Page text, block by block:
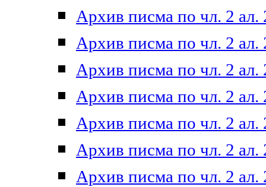
Архив писма по чл. 2 ал.
Архив писма по чл. 2 ал.
Архив писма по чл. 2 ал.
Архив писма по чл. 2 ал.
Архив писма по чл. 2 ал.
Архив писма по чл. 2 ал.
Архив писма по чл. 2 ал.